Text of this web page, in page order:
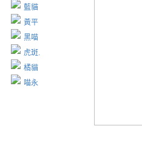
藍貓
黃平
黑喵
虎斑.
橘貓
喵永